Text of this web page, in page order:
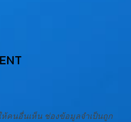
คนอื่นเห็น ช่องข้อมูลจำเป็นถูก